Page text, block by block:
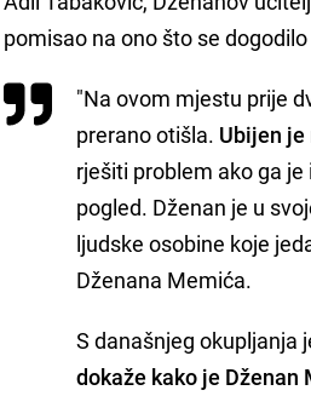
pomisao na ono što se
"Na ovom mjestu prije
prerano otišla. Ubijen
rješiti problem ako ga
pogled. Dženan je u
ljudske osobine koje
Dženana Memića.
S današnjeg okupljanja
dokaže kako je Dženan